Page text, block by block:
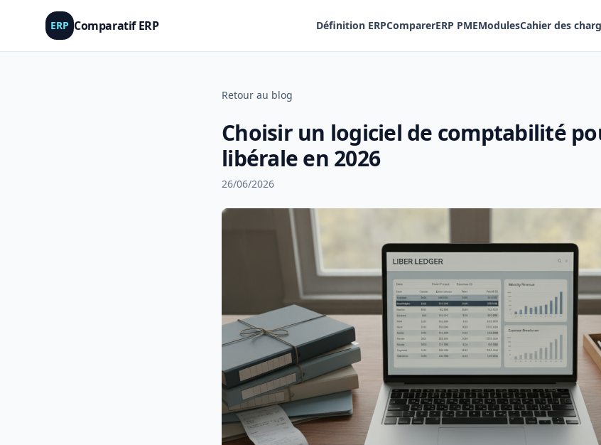
ERP Comparatif ERP Définition ERPComparerERP PMEModulesCahier des
Retour au blog
Choisir un logiciel de comptabilité
libérale en 2026
26/06/2026